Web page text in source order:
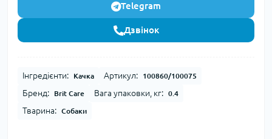
Telegram
Дзвінок
Інгредієнти: Качка Артикул: 100860/100075
Бренд: Brit Care Вага упаковки, кг: 0.4
Тварина: Собаки